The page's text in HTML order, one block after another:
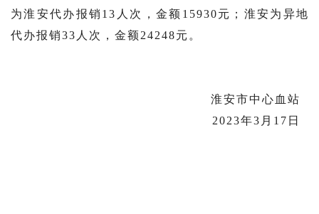
为淮安代办报销13人次，金额15930元；淮安为异地
代办报销33人次，金额24248元。
淮安市中心血站
2023年3月17日